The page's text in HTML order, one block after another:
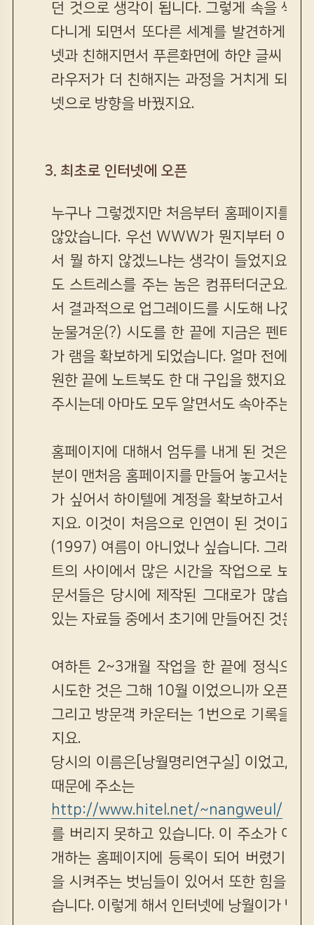
던 것으로 생각이 됩니다. 그렇게 속을 썩어
다니게 되면서 또다른 세계를 발견하게 되
넷과 친해지면서 푸른화면에 하얀 글씨 보
라우저가 더 친해지는 과정을 거치게 되었
넷으로 방향을 바꿨지요.
3. 최초로 인터넷에 오픈
누구나 그렇겠지만 처음부터 홈페이지를
않았습니다. 우선 WWW가 뭔지부터 이해
서 뭘 하지 않겠느냐는 생각이 들었지요. 그
도 스트레스를 주는 놈은 컴퓨터더군요. 연
서 결과적으로 업그레이드를 시도해 나갔습
눈물겨운(?) 시도를 한 끝에 지금은 펜티
가 램을 확보하게 되었습니다. 얼마 전에는
원한 끝에 노트북도 한 대 구입을 했지요. 물
주시는데 아마도 모두 알면서도 속아주는 척
홈페이지에 대해서 엄두를 내게 된 것은 남
분이 맨처음 홈페이지를 만들어 놓고서는
가 싶어서 하이텔에 계정을 확보하고서
지요. 이것이 처음으로 인연이 된 것이고,
(1997) 여름이 아니었나 싶습니다. 그래 놓
트의 사이에서 많은 시간을 작업으로 보냈
문서들은 당시에 제작된 그대로가 많습니
있는 자료들 중에서 초기에 만들어진 것은
여하튼 2~3개월 작업을 한 끝에 정식으로
시도한 것은 그해 10월 이었으니까 오픈을
그리고 방문객 카운터는 1번으로 기록을 하
지요.
당시의 이름은[낭월명리연구실] 이었고, 하
때문에 주소는
http://www.hitel.net/~nangweul/
를 버리지 못하고 있습니다. 이 주소가 여기
개하는 홈페이지에 등록이 되어 버렸기 때
을 시켜주는 벗님들이 있어서 또한 힘을 얻
습니다. 이렇게 해서 인터넷에 낭월이가 발